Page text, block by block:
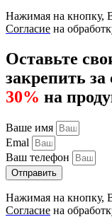
Нажимая на кнопку,
Согласие на
Оставьте
закрепить
30% на
Ваше имя
Emal
Ваш телефон
Отправить
Нажимая на кнопку,
Согласие на